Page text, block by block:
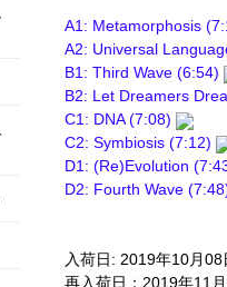
A1: Metamorphosis
A2: Universal
B1: Third Wave (6:54)
B2: Let Dreamers
C1: DNA (7:08)
C2: Symbiosis (7:12)
D1: (Re)Evolution
D2: Fourth Wave
入荷日: 2019年10月08
再入荷日：2019年11